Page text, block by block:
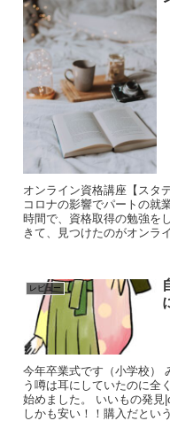
オンライン資格講座【スタ
コロナの影響でパートの就
時間で、資格取得の勉強を
きて、見つけたのがオンラ
レビュー
今年卒業式です（小学校）
う噂は耳にしていたのに全
始めました。 いいもの発見
しかも安い！！購入だとい